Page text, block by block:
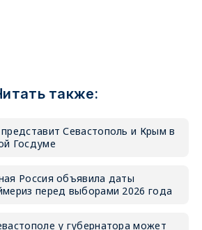
также:
Севастополь и Крым в
Госдуме
Россия объявила даты
перед выборами 2026 года
у губернатора может